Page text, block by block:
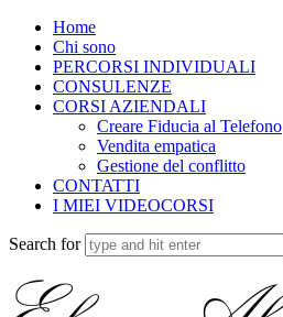
Home
Chi sono
PERCORSI INDIVIDUALI
CONSULENZE
CORSI AZIENDALI
Creare Fiducia al Telefono
Vendita empatica
Gestione del conflitto
CONTATTI
I MIEI VIDEOCORSI
Search for